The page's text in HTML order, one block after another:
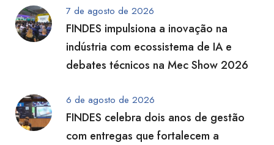
7 de agosto de 2026
FINDES impulsiona a inovação na
indústria com ecossistema de IA e
debates técnicos na Mec Show 2026
6 de agosto de 2026
FINDES celebra dois anos de gestão
com entregas que fortalecem a